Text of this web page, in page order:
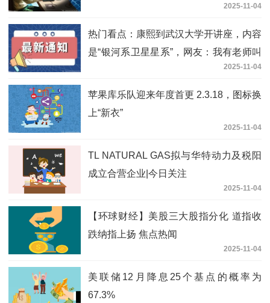
2025-11-04
热门看点：康熙到武汉大学开讲座，内容
是“银河系卫星星系”，网友：我有老师叫
2025-11-04
苹果库乐队迎来年度首更 2.3.18，图标换
上“新衣”
2025-11-04
TL NATURAL GAS拟与华特动力及税阳
成立合营企业|今日关注
2025-11-04
【环球财经】美股三大股指分化 道指收
跌纳指上扬 焦点热闻
2025-11-04
美联储12月降息25个基点的概率为
67.3%